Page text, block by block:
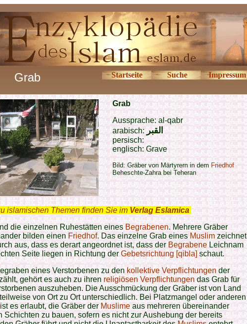
Grab Startseite Suche Impressum
Grab
Aussprache: al-qabr
arabisch:القبر
persisch:
englisch: Grave
Bild:Gräber von Märtyrern in demFriedhof
Beheschte-Zahra bei Teheran
islamischen Themen finden Sie im Verlag Eslamica
die einzelnen Ruhestätten einesBegrabenen. Mehrere Gräber
bilden einenFriedhof. Das einzelne Grab einesMuslimzeichnet
aus, dass es derart angeordnet ist, dass derBegrabeneLeichnam
Seite liegen in Richtung derGebetsrichtung [qibla]schaut.
eines Verstorbenen zu denkollektive Verpflichtungender
gehört es auch zu ihrenreligiösen Verpflichtungendas Grab für
auszuheben. Die Ausschmückung der Gräber ist von Land
von Ort zu Ort unterschiedlich. Bei Platzmangel oder anderen
es erlaubt, die Gräber derMuslimeaus mehreren übereinander
Schichten zu bauen, sofern es nicht zur Aushebung der bereits